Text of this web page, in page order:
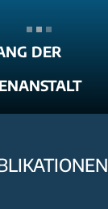
DER